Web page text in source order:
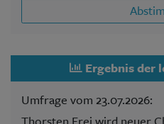
Ergebnis der
Umfrage vom 23.07.2026:
Thorsten Frei wird neuer